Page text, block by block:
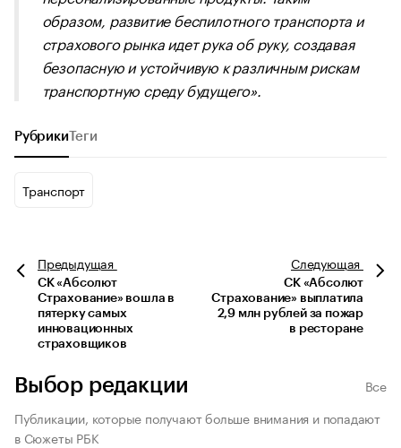
образом, развитие беспилотного транспорта и
страхового рынка идет рука об руку, создавая
безопасную и устойчивую к различным рискам
транспортную среду будущего».
Рубрики Теги
Транспорт
Предыдущая
СК «Абсолют
Страхование» вошла в
пятерку самых
инновационных
страховщиков
Следующая
СК «Абсолют
Страхование» выплатила
2,9 млн рублей за пожар
в ресторане
Выбор редакции
Все
Публикации, которые получают больше внимания и попадают
в Сюжеты РБК